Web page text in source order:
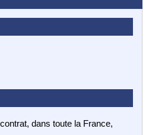
dans toute la France,